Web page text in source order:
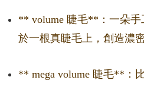
** volume 睫毛**：一朵
於一根真睫毛上，創造濃
** mega volume 睫毛**：